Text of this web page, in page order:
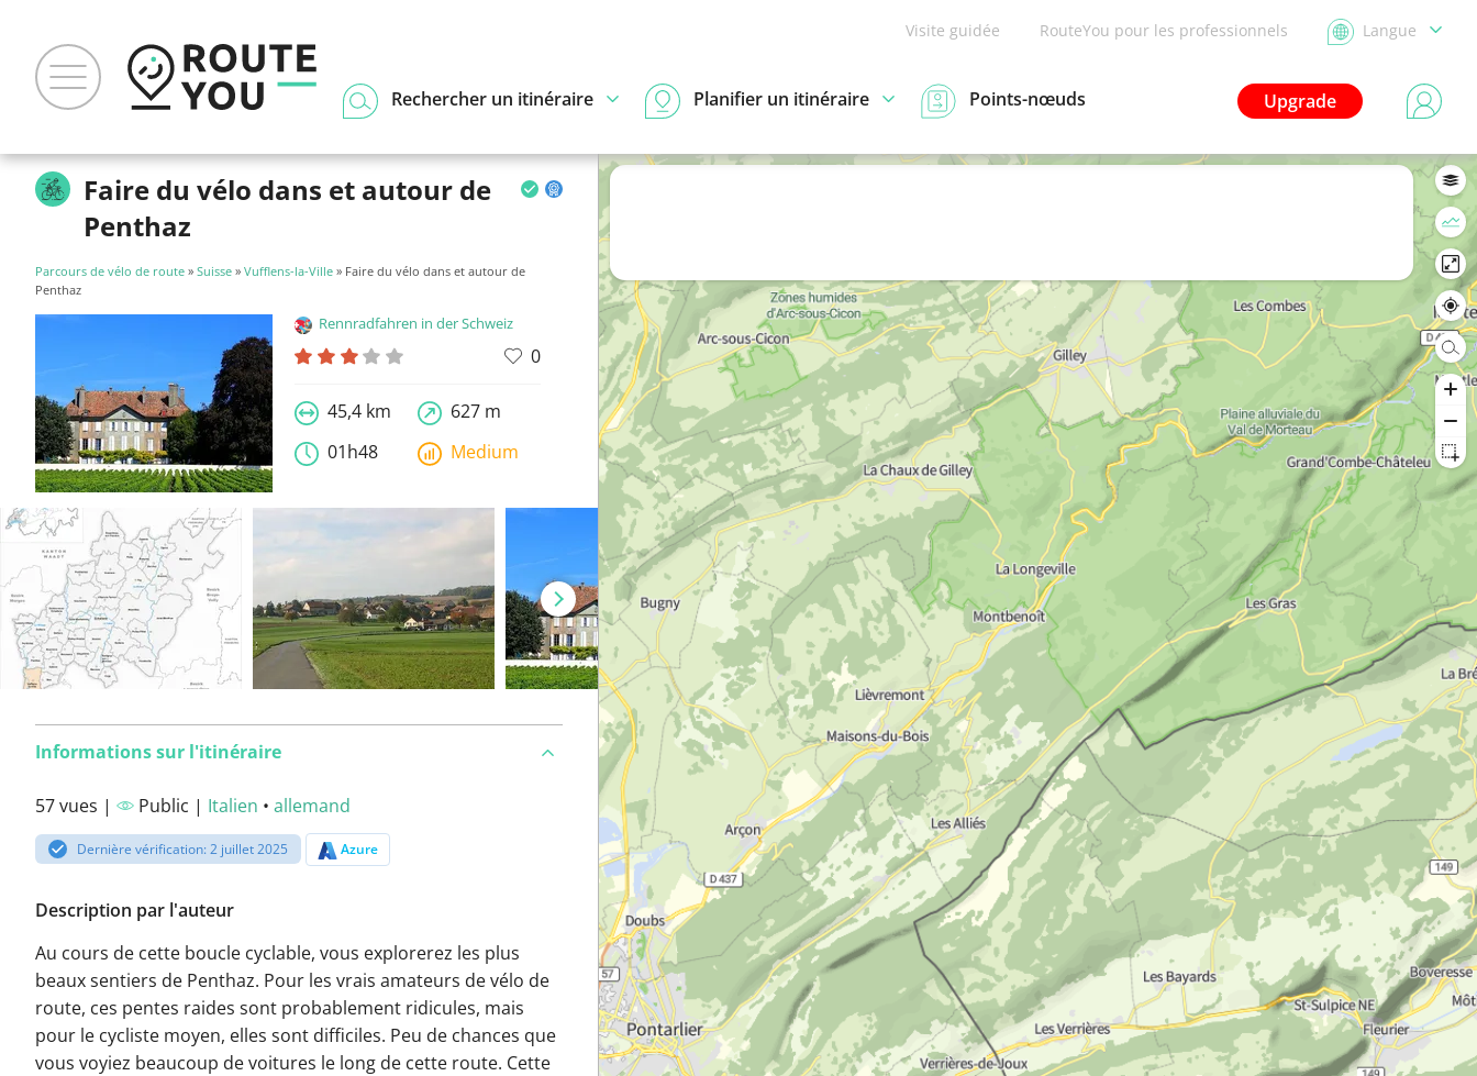
Visite guidée RouteYou pour les professionnels Langue
Upgrade
Rechercher un itinéraire Planifier un itinéraire Points-nœuds
Faire du vélo dans et autour de
Penthaz
Parcours de vélo de route » Suisse » Vufflens-la-Ville » Faire du vélo dans et autour de
Penthaz
Rennradfahren in der Schweiz
0
45,4 km
627 m
01h48
Medium
Informations sur l'itinéraire
57 vues | Public | Italien • allemand
Dernière vérification: 2 juillet 2025 Azure
Description par l'auteur
Au cours de cette boucle cyclable, vous explorerez les plus
beaux sentiers de Penthaz. Pour les vrais amateurs de vélo de
route, ces pentes raides sont probablement ridicules, mais
pour le cycliste moyen, elles sont difficiles. Peu de chances que
vous voyiez beaucoup de voitures le long de cette route. Cette